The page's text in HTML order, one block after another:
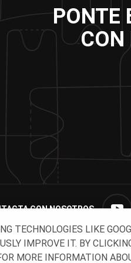
PONTE
CON
CON NOSOTROS
TECHNOLOGIES LIKE
IMPROVE IT. BY
MORE INFORMATION